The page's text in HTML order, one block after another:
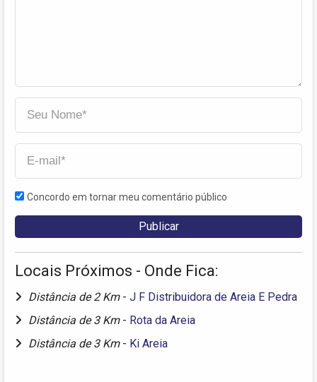
Concordo em tornar meu comentário público
Locais Próximos - Onde Fica:
Distância de 2 Km - J F Distribuidora de Areia E Pedra
Distância de 3 Km - Rota da Areia
Distância de 3 Km - Ki Areia